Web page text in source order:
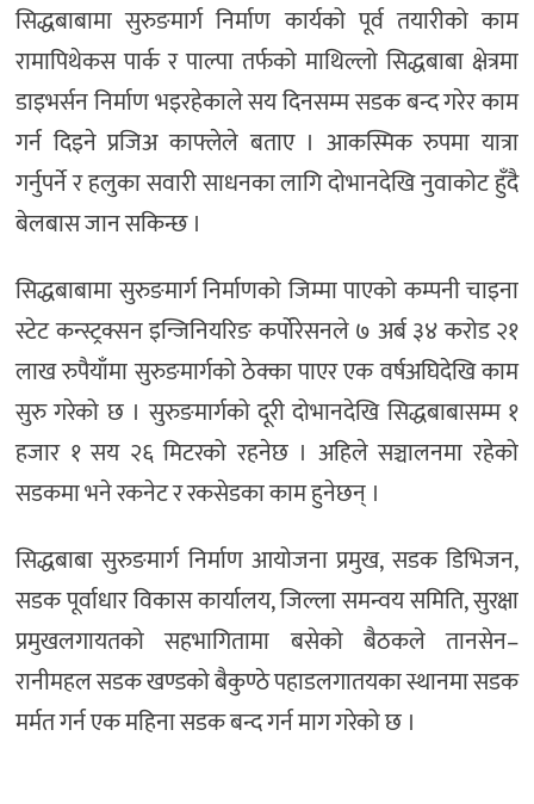
सिद्धबाबामा सुरुङमार्ग निर्माण कार्यको पूर्व तयारीको काम
रामापिथेकस पार्क र पाल्पा तर्फको माथिल्लो सिद्धबाबा क्षेत्रमा
डाइभर्सन निर्माण भइरहेकाले सय दिनसम्म सडक बन्द गरेर काम
गर्न दिइने प्रजिअ काफ्लेले बताए । आकस्मिक रुपमा यात्रा
गर्नुपर्ने र हलुका सवारी साधनका लागि दोभानदेखि नुवाकोट हुँदै
बेलबास जान सकिन्छ ।
सिद्धबाबामा सुरुङमार्ग निर्माणको जिम्मा पाएको कम्पनी चाइना
स्टेट कन्स्ट्रक्सन इन्जिनियरिङ कर्पोरेसनले ७ अर्ब ३४ करोड २१
लाख रुपैयाँमा सुरुङमार्गको ठेक्का पाएर एक वर्षअघिदेखि काम
सुरु गरेको छ । सुरुङमार्गको दूरी दोभानदेखि सिद्धबाबासम्म १
हजार १ सय २६ मिटरको रहनेछ । अहिले सञ्चालनमा रहेको
सडकमा भने रकनेट र रकसेडका काम हुनेछन् ।
सिद्धबाबा सुरुङमार्ग निर्माण आयोजना प्रमुख, सडक डिभिजन,
सडक पूर्वाधार विकास कार्यालय, जिल्ला समन्वय समिति, सुरक्षा
प्रमुखलगायतको सहभागितामा बसेको बैठकले तानसेन–
रानीमहल सडक खण्डको बैकुण्ठे पहाडलगातयका स्थानमा सडक
मर्मत गर्न एक महिना सडक बन्द गर्न माग गरेको छ ।